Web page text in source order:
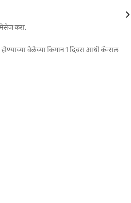
मेसेज करा.
वेळेच्या किमान 1 दिवस आधी कॅन्सल